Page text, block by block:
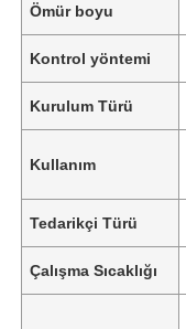
Ömür boyu
Kontrol yöntemi
Kurulum Türü
Kullanım
Tedarikçi Türü
Çalışma Sıcaklığı